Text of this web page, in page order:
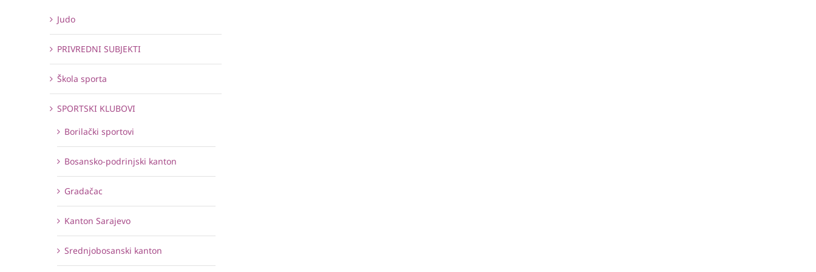
Judo
PRIVREDNI SUBJEKTI
Škola sporta
SPORTSKI KLUBOVI
Borilački sportovi
Bosansko-podrinjski kanton
Gradačac
Kanton Sarajevo
Srednjobosanski kanton